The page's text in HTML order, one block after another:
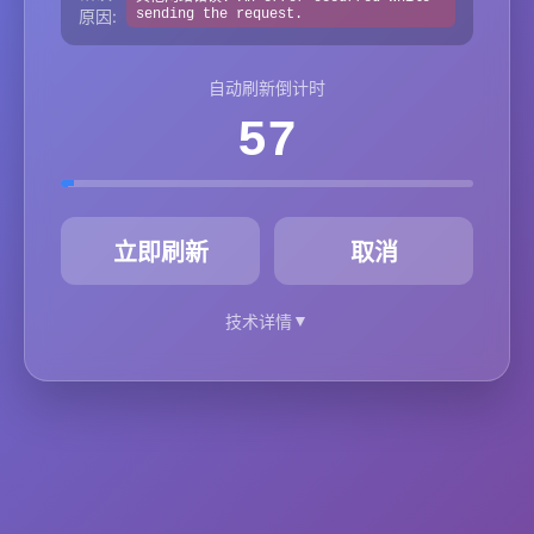
原因:
sending the request.
自动刷新倒计时
57
立即刷新 取消
技术详情▼